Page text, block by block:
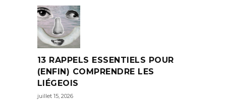
13 RAPPELS ESSENTIELS POUR
(ENFIN) COMPRENDRE LES
LIÉGEOIS
juillet 15, 2026